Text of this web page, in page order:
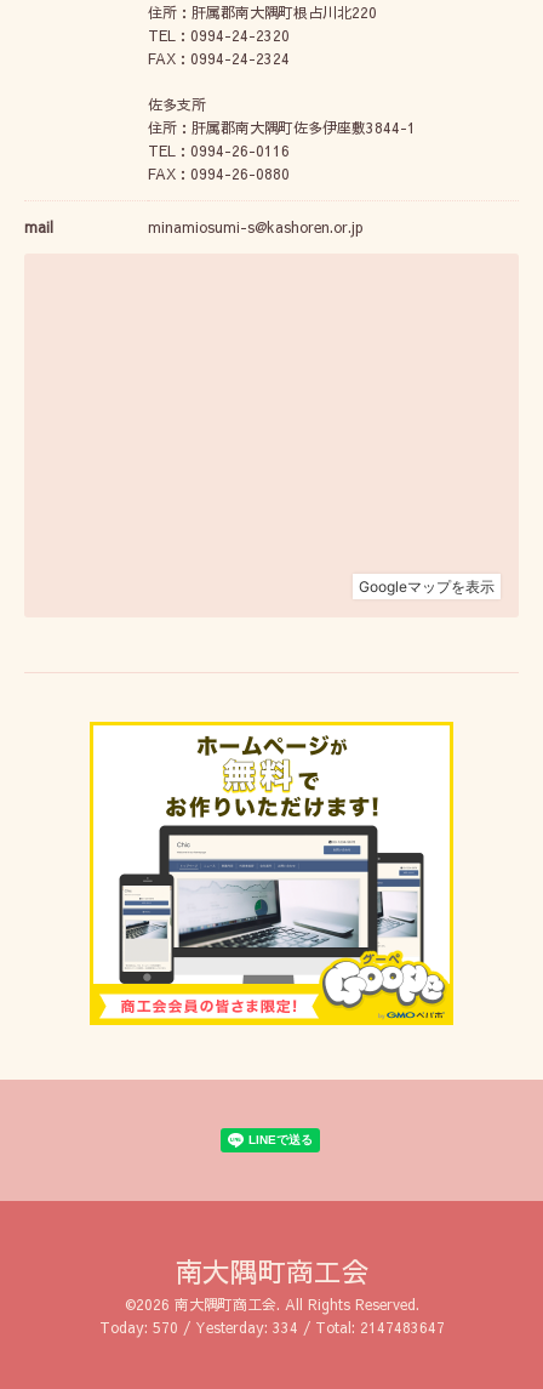
住所：肝属郡南大隅町根占川北220
TEL：0994-24-2320
FAX：0994-24-2324
佐多支所
住所：肝属郡南大隅町佐多伊座敷3844-1
TEL：0994-26-0116
FAX：0994-26-0880
mail minamiosumi-s@kashoren.or.jp
南大隅町商工会
©2026 南大隅町商工会. All Rights Reserved.
Today: 570 / Yesterday: 334 / Total: 2147483647